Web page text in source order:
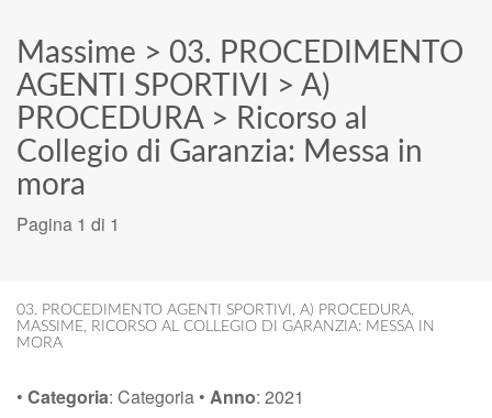
Massime > 03. PROCEDIMENTO
AGENTI SPORTIVI
> A)
PROCEDURA> Ricorso al
Collegio di Garanzia: Messa in
mora
Pagina 1 di 1
03. PROCEDIMENTO AGENTI SPORTIVI , A) PROCEDURA,
MASSIME, RICORSO AL COLLEGIO DI GARANZIA: MESSA IN
MORA
• Categoria: Categoria • Anno: 2021